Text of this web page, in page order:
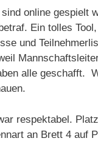
online gespielt
Ein tolles
und
alle geschafft.
respektabel.
an Brett 4 auf